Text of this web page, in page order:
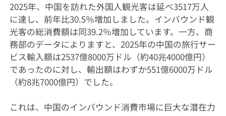
2025年、中国を訪れた外国人観光客は延べ3517万人
に達し、前年比30.5％増加しました。インバウンド観
光客の総消費額は同39.2％増加しています。一方、商
務部のデータによりますと、2025年の中国の旅行サー
ビス輸入額は2537億8000万ドル（約40兆4000億円）
であったのに対し、輸出額はわずか551億6000万ドル
（約8兆7000億円）でした。
これは、中国のインバウンド消費市場に巨大な潜在力